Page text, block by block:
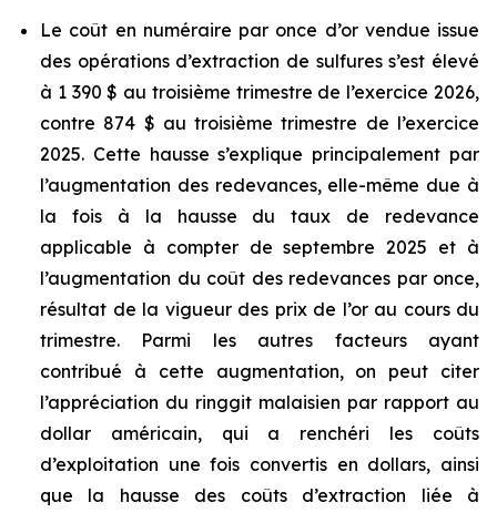
Le coût en numéraire par once d’or vendue issue
des opérations d’extraction de sulfures s’est élevé
à 1 390 $ au troisième trimestre de l’exercice 2026,
contre 874 $ au troisième trimestre de l’exercice
2025. Cette hausse s’explique principalement par
l’augmentation des redevances, elle-même due à
la fois à la hausse du taux de redevance
applicable à compter de septembre 2025 et à
l’augmentation du coût des redevances par once,
résultat de la vigueur des prix de l’or au cours du
trimestre. Parmi les autres facteurs ayant
contribué à cette augmentation, on peut citer
l’appréciation du ringgit malaisien par rapport au
dollar américain, qui a renchéri les coûts
d’exploitation une fois convertis en dollars, ainsi
que la hausse des coûts d’extraction liée à